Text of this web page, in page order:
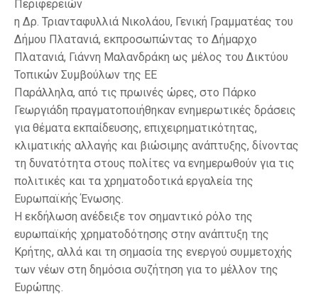
Περιφερειών
η Δρ. Τριανταφυλλιά Νικολάου, Γενική Γραμματέας του
Δήμου Πλατανιά, εκπροσωπώντας το Δήμαρχο
Πλατανιά, Γιάννη Μαλανδράκη ως μέλος του Δικτύου
Τοπικών Συμβούλων της ΕΕ
Παράλληλα, από τις πρωινές ώρες, στο Πάρκο
Γεωργιάδη πραγματοποιήθηκαν ενημερωτικές δράσεις
για θέματα εκπαίδευσης, επιχειρηματικότητας,
κλιματικής αλλαγής και βιώσιμης ανάπτυξης, δίνοντας
τη δυνατότητα στους πολίτες να ενημερωθούν για τις
πολιτικές και τα χρηματοδοτικά εργαλεία της
Ευρωπαϊκής Ένωσης.
Η εκδήλωση ανέδειξε τον σημαντικό ρόλο της
ευρωπαϊκής χρηματοδότησης στην ανάπτυξη της
Κρήτης, αλλά και τη σημασία της ενεργού συμμετοχής
των νέων στη δημόσια συζήτηση για το μέλλον της
Ευρώπης.